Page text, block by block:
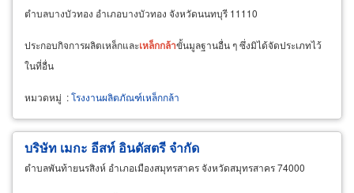
ตำบลบางบัวทอง อำเภอบางบัวทอง จังหวัดนนทบุรี 11110
ประกอบกิจการผลิตเหล็กและเหล็กกล้าขั้นมูลฐานอื่น ๆ ซึ่งมิได้จัดประเภทไว้
ในที่อื่น
หมวดหมู่ :โรงงานผลิตภัณฑ์เหล็กกล้า
บริษัท เมกะ อีสท์ อินดัสตรี จำกัด
ตำบลพันท้ายนรสิงห์ อำเภอเมืองสมุทรสาคร จังหวัดสมุทรสาคร 74000